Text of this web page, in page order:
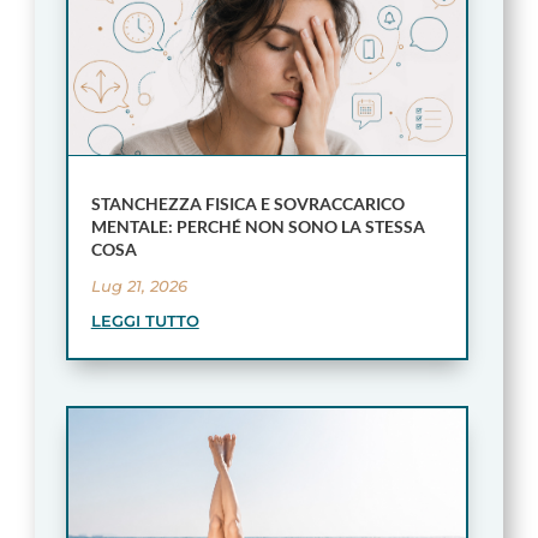
STANCHEZZA FISICA E SOVRACCARICO
MENTALE: PERCHÉ NON SONO LA STESSA
COSA
Lug 21, 2026
LEGGI TUTTO